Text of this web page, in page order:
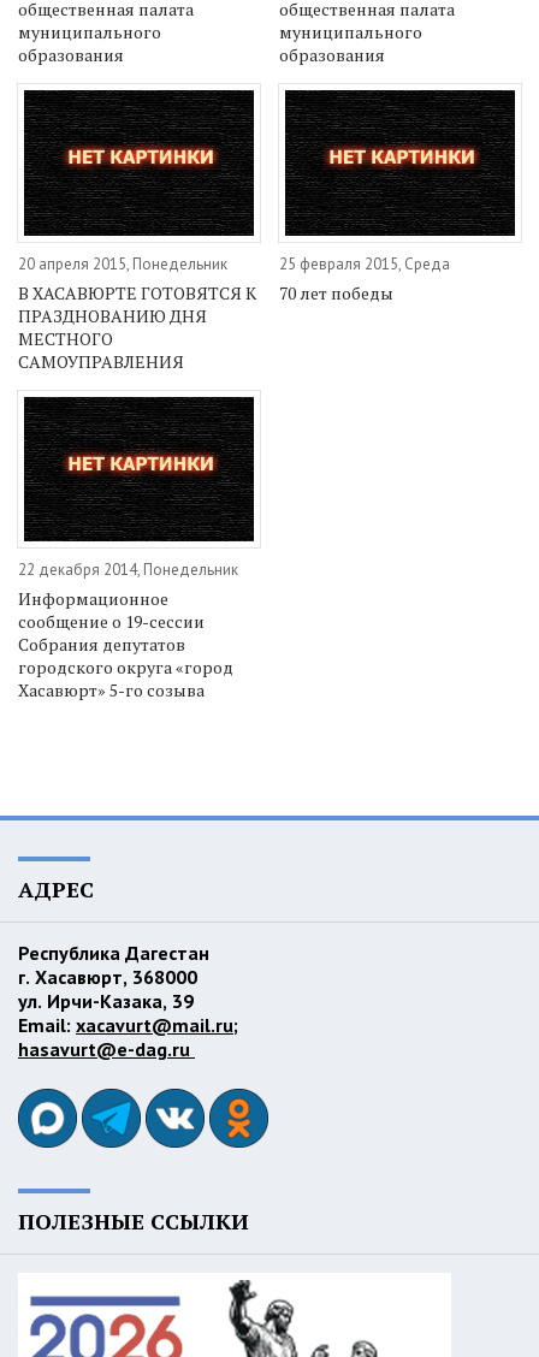
общественная палата
муниципального
образования
общественная палата
муниципального
образования
20 апреля 2015, Понедельник
В ХАСАВЮРТЕ ГОТОВЯТСЯ К
ПРАЗДНОВАНИЮ ДНЯ
МЕСТНОГО
САМОУПРАВЛЕНИЯ
25 февраля 2015, Среда
70 лет победы
22 декабря 2014, Понедельник
Информационное
сообщение о 19-сессии
Собрания депутатов
городского округа «город
Хасавюрт» 5-го созыва
АДРЕС
Республика Дагестан
г. Хасавюрт, 368000
ул. Ирчи-Казака, 39
Email: xacavurt@mail.ru;
hasavurt@e-dag.ru
ПОЛЕЗНЫЕ ССЫЛКИ